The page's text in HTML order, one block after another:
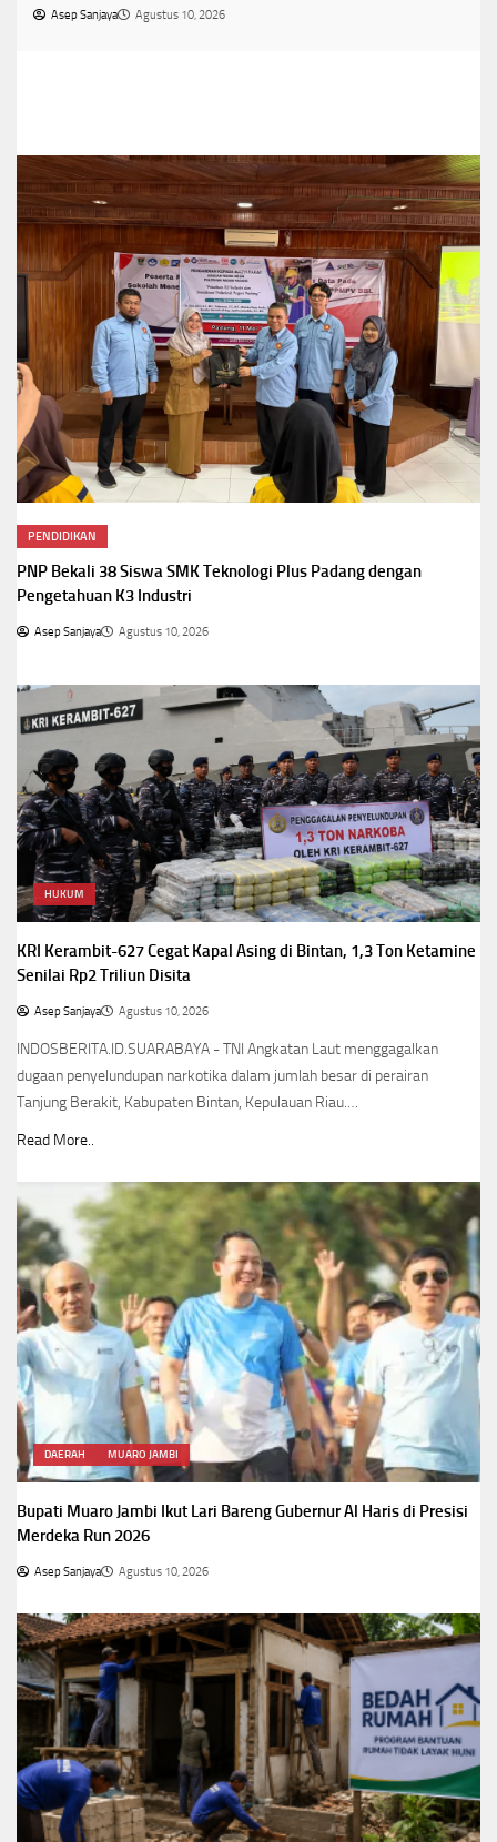
Asep Sanjaya Agustus 10, 2026
PENDIDIKAN
PNP Bekali 38 Siswa SMK Teknologi Plus Padang dengan
Pengetahuan K3 Industri
Asep Sanjaya Agustus 10, 2026
HUKUM
KRI Kerambit-627 Cegat Kapal Asing di Bintan, 1,3 Ton Ketamine
Senilai Rp2 Triliun Disita
Asep Sanjaya Agustus 10, 2026
INDOSBERITA.ID.SUARABAYA - TNI Angkatan Laut menggagalkan
dugaan penyelundupan narkotika dalam jumlah besar di perairan
Tanjung Berakit, Kabupaten Bintan, Kepulauan Riau.…
Read More..
DAERAH MUARO JAMBI
Bupati Muaro Jambi Ikut Lari Bareng Gubernur Al Haris di Presisi
Merdeka Run 2026
Asep Sanjaya Agustus 10, 2026